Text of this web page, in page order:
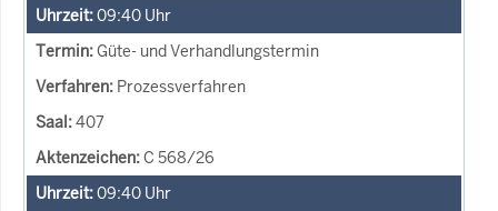
09:40 Uhr
Güte- und Verhandlungstermin
Prozessverfahren
407
C 568/26
09:40 Uhr